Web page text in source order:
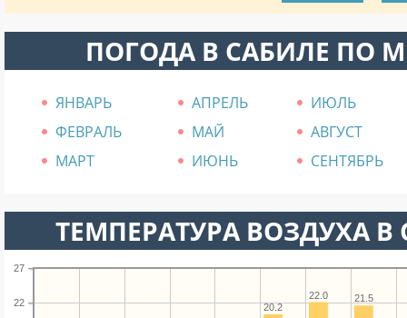
ПОГОДА В САБИЛЕ ПО
ЯНВАРЬ АПРЕЛЬ
ИЮЛЬ
ФЕВРАЛЬ
МАЙ
АВГУСТ
МАРТ
ИЮНЬ СЕНТЯБРЬ
ТЕМПЕРАТУРА ВОЗДУХА В
22
27
21.5
22.0
20.2